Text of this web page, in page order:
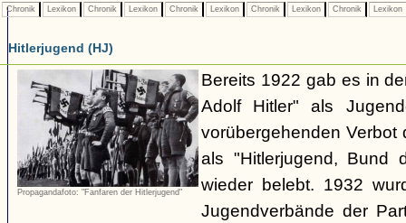
Chronik Lexikon Chronik Lexikon Chronik Lexikon Chronik Lexikon Chronik Lexikon
Hitlerjugend (HJ)
Propagandafoto: "Fanfaren der Hitlerjugend"
Bereits 1922 gab es in
Adolf Hitler" als
vorübergehenden Verbot
als "Hitlerjugend, Bund
wieder belebt. 1932
Jugendverbände der